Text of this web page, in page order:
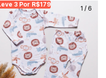
3 Por R$179 Leve
3 Por R$179
3 Por R$179
1 / 6